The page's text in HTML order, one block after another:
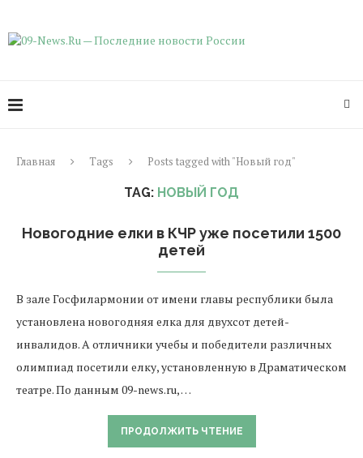
Главная Tags Posts tagged with "Новый год"
TAG: НОВЫЙ ГОД
Новогодние елки в КЧР уже посетили 1500
детей
В зале Госфилармонии от имени главы республики была
установлена новогодняя елка для двухсот детей-
инвалидов. А отличники учебы и победители различных
олимпиад посетили елку, установленную в Драматическом
театре. По данным 09-news.ru, …
ПРОДОЛЖИТЬ ЧТЕНИЕ